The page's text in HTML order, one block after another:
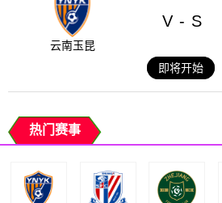
云南玉昆
V - S
即将开始
热门赛事